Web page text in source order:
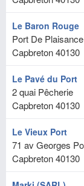
Le Baron Rouge
Port De
Capbreton40130
Le Pavé du Port
2 quai Pêcherie
Capbreton40130
Le Vieux Port
71 av Georges
Capbreton40130